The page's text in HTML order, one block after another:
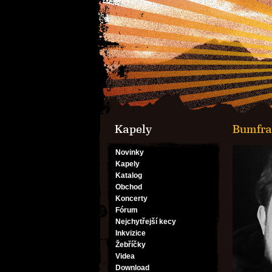
Kapely
Novinky
Kapely
Katalog
Obchod
Koncerty
Fórum
Nejchytřejší kecy
Inkvizice
Žebříčky
Videa
Download